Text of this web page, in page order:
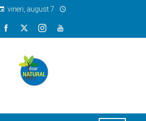
vineri, august 7